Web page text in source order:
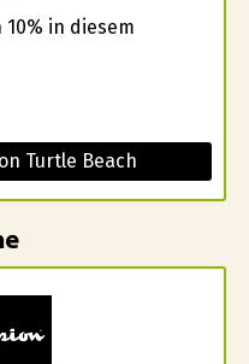
in diesem
Turtle Beach